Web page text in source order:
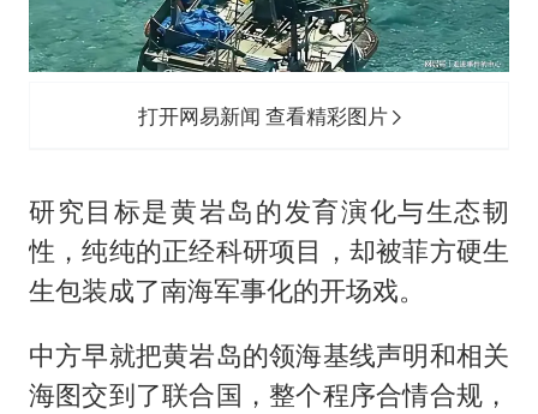
打开网易新闻 查看精彩图片
研究目标是黄岩岛的发育演化与生态韧
性，纯纯的正经科研项目，却被菲方硬生
生包装成了南海军事化的开场戏。
中方早就把黄岩岛的领海基线声明和相关
海图交到了联合国，整个程序合情合规，